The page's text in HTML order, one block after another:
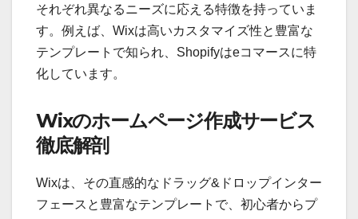
それぞれ異なるニーズに応える特徴を持っていま
す。例えば、Wixは高いカスタマイズ性と豊富な
テンプレートで知られ、Shopifyはeコマースに特
化しています。
Wixのホームページ作成サービス
徹底解剖
Wixは、その直感的なドラッグ&ドロップインター
フェースと豊富なテンプレートで、初心者からプ